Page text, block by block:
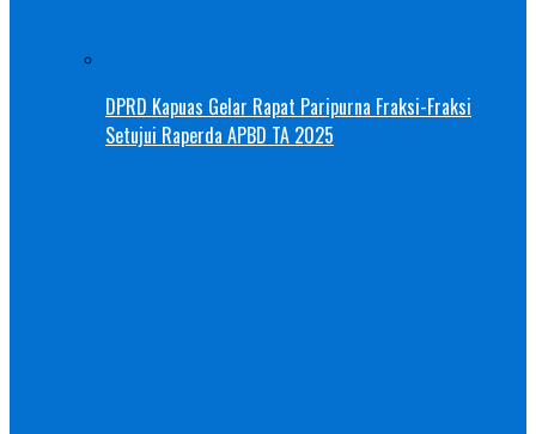
DPRD Kapuas Gelar Rapat Paripurna Fraksi-Fraksi
Setujui Raperda APBD TA 2025